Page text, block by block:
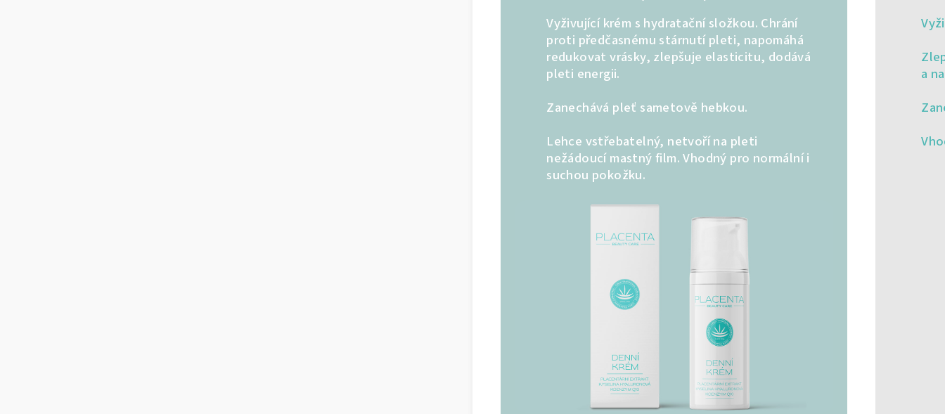
Vyživující krém s hydratační složkou. Chrání
proti předčasnému stárnutí pleti, napomáhá
redukovat vrásky, zlepšuje elasticitu, dodává
pleti energii.
Zanechává pleť sametově hebkou.
Lehce vstřebatelný, netvoří na pleti
nežádoucí mastný film. Vhodný pro normální i
suchou pokožku.
a